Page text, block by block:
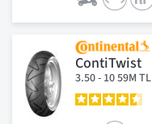
ContiTwist
3.50 - 10 59M TL